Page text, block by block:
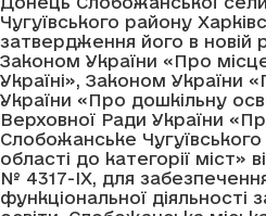
Чугуївського району
затвердження його в новій
Законом України «Про
Україні», Законом України
України «Про дошкільну
Верховної Ради України
Слобожанське Чугуївського
області до категорії міст»
№ 4317-IХ, для
функціональної діяльності